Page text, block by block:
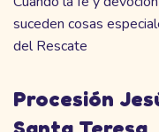
suceden cosas
del Rescate
Procesión